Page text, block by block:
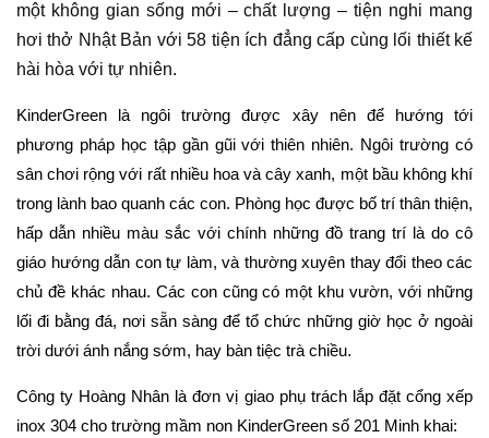
một không gian sống mới – chất lượng – tiện nghi mang
hơi thở Nhật Bản với 58 tiện ích đẳng cấp cùng lối thiết kế
hài hòa với tự nhiên.
KinderGreen là ngôi trường được xây nên để hướng tới
phương pháp học tập gần gũi với thiên nhiên. Ngôi trường có
sân chơi rộng với rất nhiều hoa và cây xanh, một bầu không khí
trong lành bao quanh các con. Phòng học được bố trí thân thiện,
hấp dẫn nhiều màu sắc với chính những đồ trang trí là do cô
giáo hướng dẫn con tự làm, và thường xuyên thay đổi theo các
chủ đề khác nhau. Các con cũng có một khu vườn, với những
lối đi bằng đá, nơi sẵn sàng để tổ chức những giờ học ở ngoài
trời dưới ánh nắng sớm, hay bàn tiệc trà chiều.
Công ty Hoàng Nhân là đơn vị giao phụ trách lắp đặt cổng xếp
inox 304 cho trường mầm non KinderGreen số 201 Minh khai: